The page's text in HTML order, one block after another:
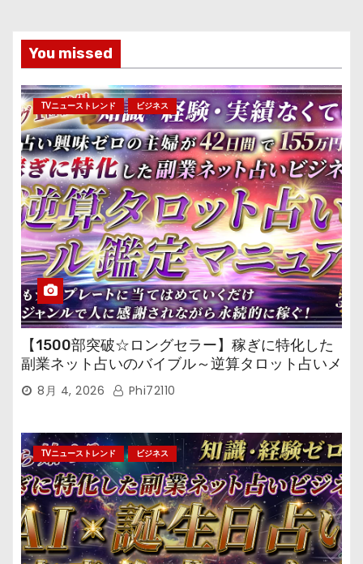
You missed
TVニューストレンド ビジネス
【1500部突破☆ロングセラー】稼ぎに特化した
副業ネット占いのバイブル～逆算タロット占いメ
ール鑑定マニュアル～
8月 4, 2026 Phi72110
TVニューストレンド ビジネス